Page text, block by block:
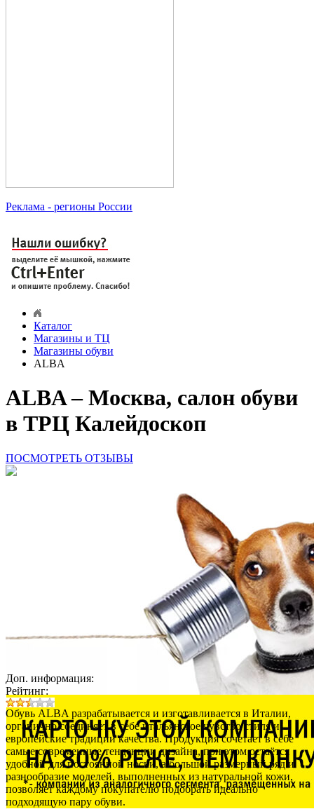
Реклама - регионы России
Каталог
Магазины и ТЦ
Магазины обуви
ALBA
ALBA – Москва, салон обуви
в ТРЦ Калейдоскоп
ПОСМОТРЕТЬ ОТЗЫВЫ
Доп. информация:
Рейтинг:
Обувь ALBA разрабатывается и изготавливается в Италии,
органично соединяет в себе итальянское чувство стиля и
европейские традиции качества. Продукция сочетает в себе
самые современные тенденции дизайна, при этом остаётся
удобной для постоянной носки, а большой размерный ряд и
разнообразие моделей, выполненных из натуральной кожи,
позволяет каждому покупателю подобрать идеально
подходящую пару обуви.